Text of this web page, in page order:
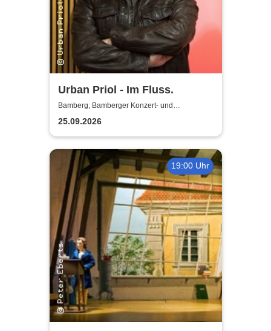
Urban Priol - Im Fluss.
Bamberg, Bamberger Konzert- und
Kongresshalle (Hegelsaal)
25.09.2026
19:00 Uhr